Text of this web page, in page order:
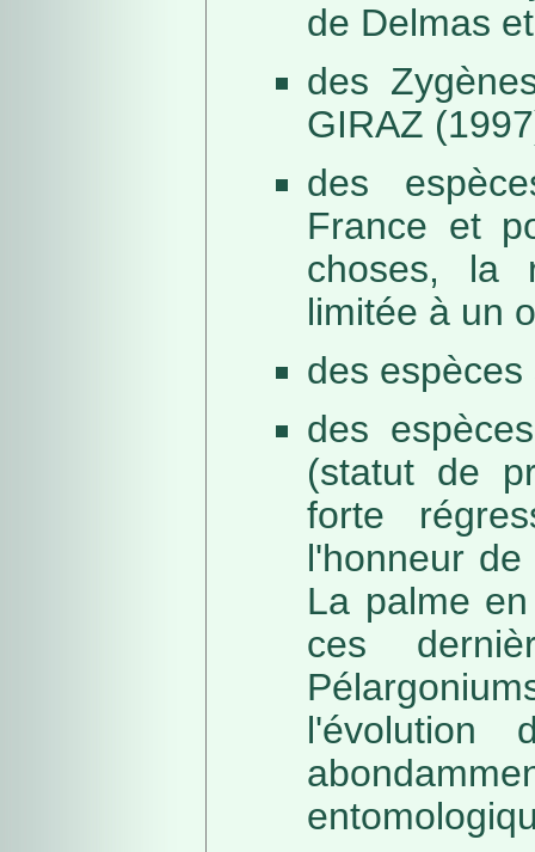
de Delmas
des
GIRAZ
des
France et
choses, la
limitée à un
des
des
(statut de
forte
l'honneur
La palme
ces
l'évolution